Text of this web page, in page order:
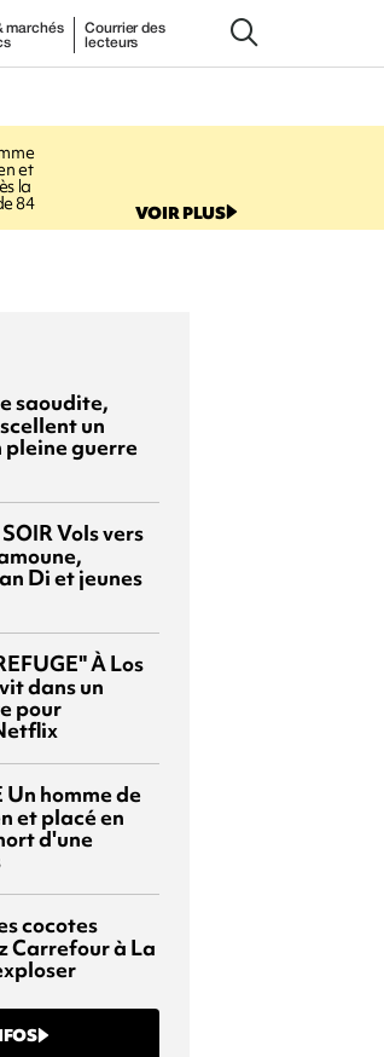
marchés
Courrier des
lecteurs
et
la
84 VOIR PLUS
saoudite,
un
pleine guerre
Vols vers
Di et jeunes
À Los
dans un
pour
Un homme de
et placé en
d'une
cocotes
Carrefour à La